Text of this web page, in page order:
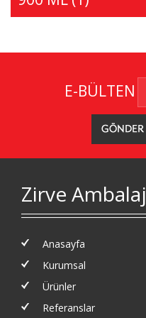
E-BÜLTEN
Zirve Ambalaj
Anasayfa
Kurumsal
Ürünler
Referanslar